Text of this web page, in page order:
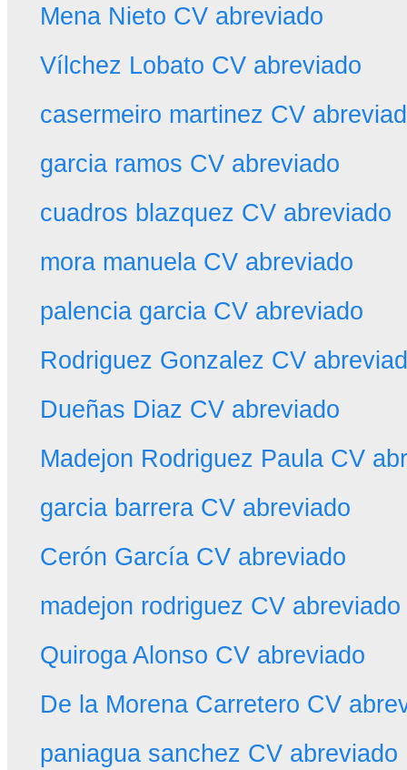
Mena Nieto CV abreviado
Vílchez Lobato CV abreviado
casermeiro martinez CV
garcia ramos CV abreviado
cuadros blazquez CV abreviado
mora manuela CV abreviado
palencia garcia CV abreviado
Rodriguez Gonzalez CV
Dueñas Diaz CV abreviado
Madejon Rodriguez Paula CV
garcia barrera CV abreviado
Cerón García CV abreviado
madejon rodriguez CV abreviado
Quiroga Alonso CV abreviado
De la Morena Carretero CV
paniagua sanchez CV abreviado